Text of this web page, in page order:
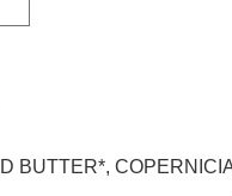
BUTTER*,